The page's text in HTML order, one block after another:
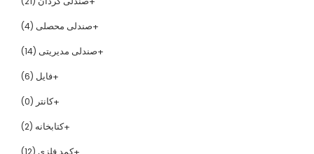
صندلی محصلی (4)
صندلی مدیریتی (14)
فایل (6)
کانتر (0)
کتابخانه (2)
(12)